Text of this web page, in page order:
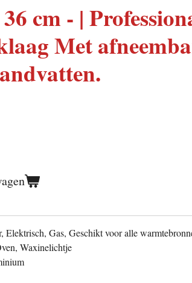
cm - |
Met
Elektrisch, Gas, Geschikt voor alle
Waxinelichtje